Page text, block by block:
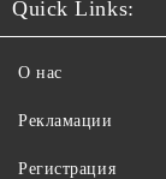
Quick Links:
О нас
Рекламации
Регистрация